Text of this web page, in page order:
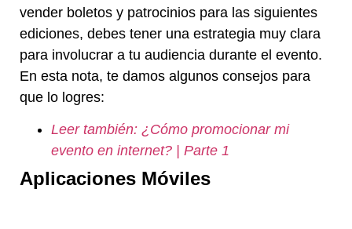
vender boletos y patrocinios para las siguientes
ediciones, debes tener una estrategia muy clara
para involucrar a tu audiencia durante el evento.
En esta nota, te damos algunos consejos para
que lo logres:
Leer también: ¿Cómo promocionar mi
evento en internet? | Parte 1
Aplicaciones Móviles